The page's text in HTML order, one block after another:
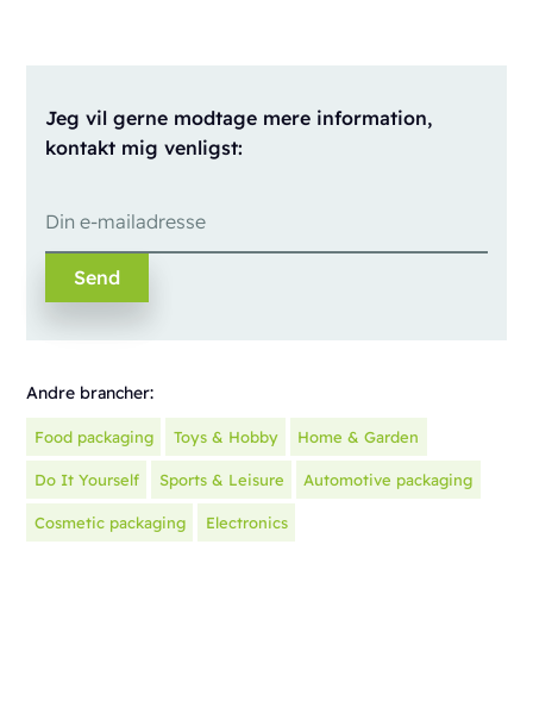
Jeg vil gerne modtage mere information,
kontakt mig venligst:
Andre brancher:
Food packaging Toys & Hobby Home & Garden
Do It Yourself Sports & Leisure Automotive packaging
Cosmetic packaging Electronics